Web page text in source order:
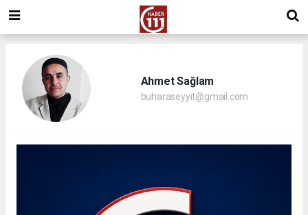
Ahmet Sağlam
buharaseyyit@gmail.com